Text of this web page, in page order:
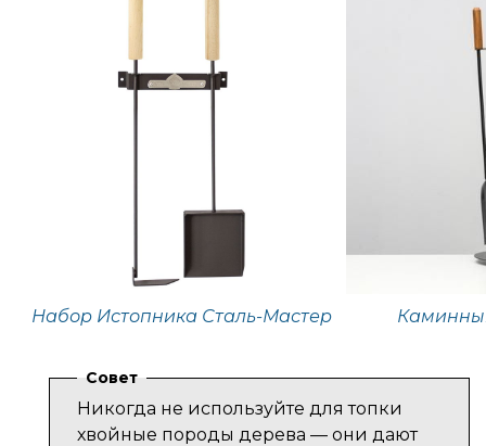
Набор Истопника Сталь-Мастер
Совет
Никогда не используйте для топки
хвойные породы дерева — они дают